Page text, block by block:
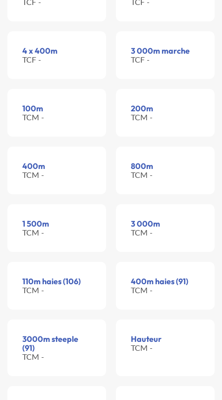
4 x 400m
TCF -
3 000m marche
TCF -
100m
TCM -
200m
TCM -
400m
TCM -
800m
TCM -
1 500m
TCM -
3 000m
TCM -
110m haies (106)
TCM -
400m haies (91)
TCM -
3000m steeple
(91)
TCM -
Hauteur
TCM -